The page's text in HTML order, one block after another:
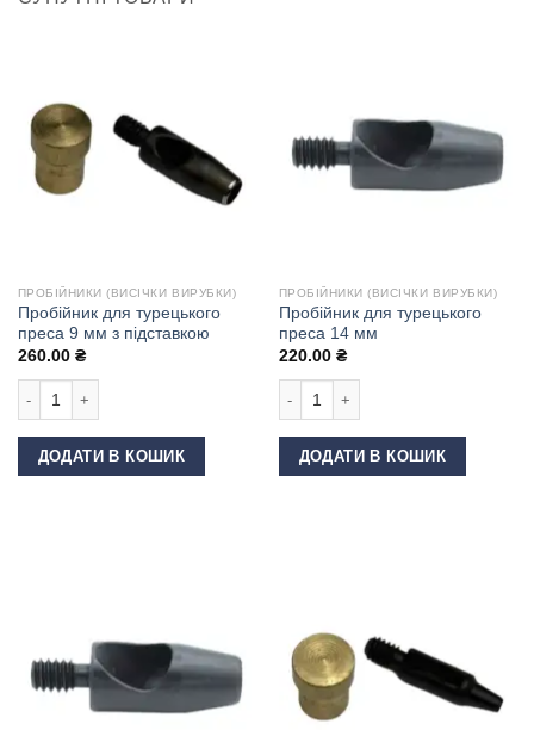
ПРОБІЙНИКИ (ВИСІЧКИ ВИРУБКИ)
Пробійник для турецького
преса 9 мм з підставкою
260.00 ₴
ДОДАТИ В КОШИК
ПРОБІЙНИКИ (ВИСІЧКИ ВИРУБКИ)
Пробійник для турецького
преса 14 мм
220.00 ₴
ДОДАТИ В КОШИК